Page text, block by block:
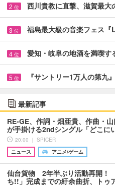
2 位 西川貴教に直撃、滋賀最
3 位 福島最大級の音楽フェス
4 位 愛知・岐阜の地酒を満喫
5 位 『サントリー1万人の第
最新記事
RE-GE、作詞・畑亜貴、作曲・
が手掛ける2ndシングル「どこ
20:00 ｜ SPICER
ニュース
アニメ/ゲーム
仙台貨物 2年半ぶり活動再開！
ち!!」完成までの紆余曲折、トゥ